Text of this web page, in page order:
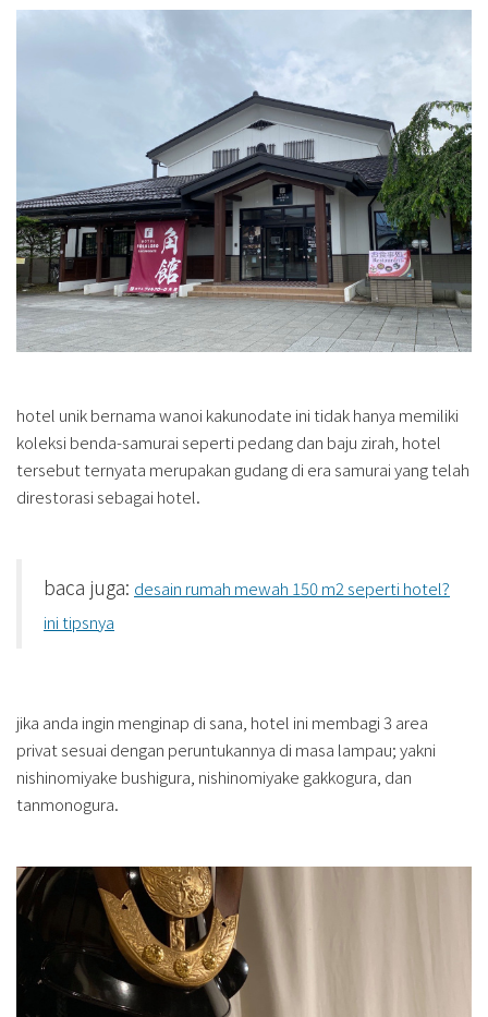
hotel unik bernama wanoi kakunodate ini tidak hanya memiliki
koleksi benda-samurai seperti pedang dan baju zirah, hotel
tersebut ternyata merupakan gudang di era samurai yang telah
direstorasi sebagai hotel.
baca juga: desain rumah mewah 150 m2 seperti hotel?
ini tipsnya
jika anda ingin menginap di sana, hotel ini membagi 3 area
privat sesuai dengan peruntukannya di masa lampau; yakni
nishinomiyake bushigura, nishinomiyake gakkogura, dan
tanmonogura.